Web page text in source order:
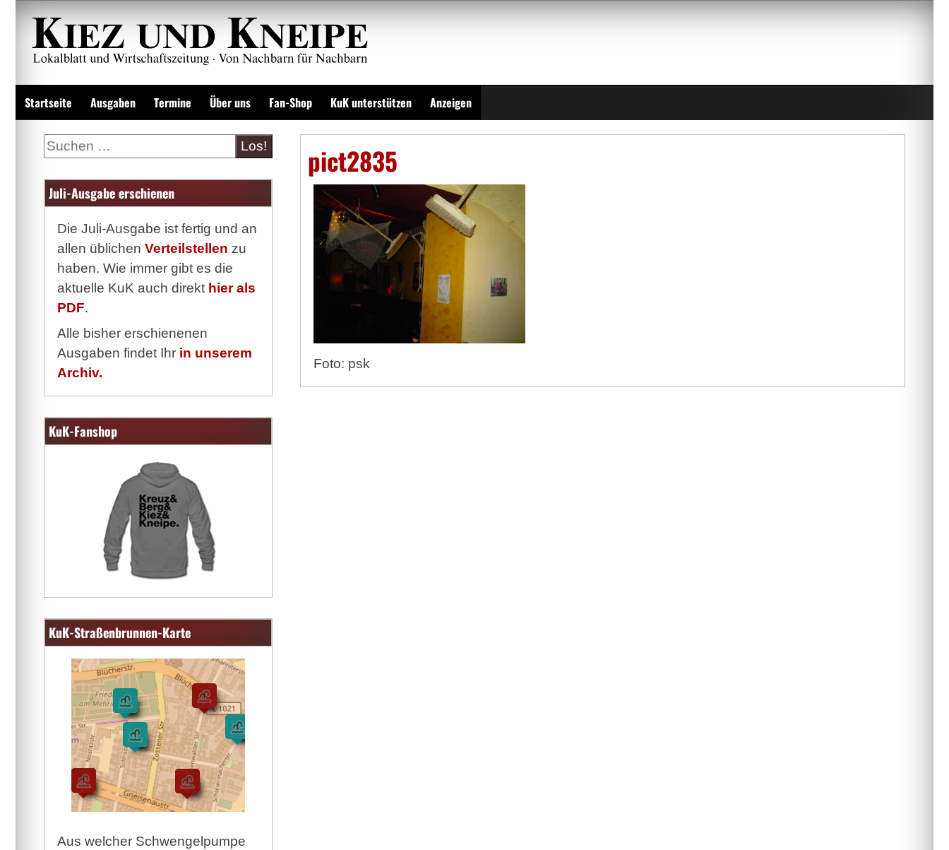
Zum
Inhalt
springen
Startseite Ausgaben Termine Über uns Fan-Shop KuK unterstützen Anzeigen
pict2835
Foto: psk
Suche
Juli-Ausgabe erschienen
Die Juli-Ausgabe ist fertig und an
allen üblichen Verteilstellen zu
haben. Wie immer gibt es die
aktuelle KuK auch direkt hier als
PDF.
Alle bisher erschienenen
Ausgaben findet Ihr in unserem
Archiv.
KuK-Fanshop
KuK-Straßenbrunnen-Karte
Aus welcher Schwengelpumpe